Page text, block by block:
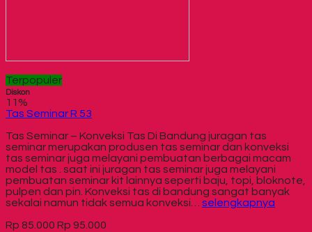
Terpopuler
Diskon
11%
Tas Seminar R 53
Tas Seminar – Konveksi Tas Di Bandung juragan tas
seminar merupakan produsen tas seminar dan konveksi
tas seminar juga melayani pembuatan berbagai macam
model tas . saat ini juragan tas seminar juga melayani
pembuatan seminar kit lainnya seperti baju, topi, bloknote,
pulpen dan pin. Konveksi tas di bandung sangat banyak
sekalai namun tidak semua konveksi… selengkapnya
Rp 85.000 Rp 95.000